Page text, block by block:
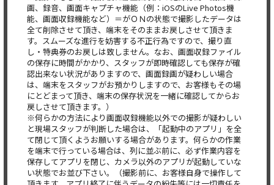
画、録音、画面キャプチャ機能（例：iOSのLive Photos機
能、画面収録機能など）＝がＯＮの状態で撮影したデータは
全て削除させて頂き、端末をそのままお戻しさせて頂きま
す。スムーズな進行を妨害する不正行為ですので、撮り直
し・特典券のお戻しは致しません。なお、画面収録ファイル
の保存に時間がかかり、スタッフが即時確認しても保存が確
認出来ない状況がありますので、画面録画が疑わしい場合
は、端末をスタッフがお預かりしますので、お客様もその場
にとどまって頂き、端末の保存状況を一緒に確認してからお
戻しさせて頂きます。）
※何らかの方法により画面収録機能以外での撮影が疑わしい
と現場スタッフが判断した場合は、「起動中のアプリ」を全
て閉じて頂くようお願いする場合があります。何らかの作業
を端末で行っている場合は、列に並ぶ前に、必ず作業内容を
保存してアプリを閉じ、カメラ以外のアプリが起動していな
い状態でお並び下さい。（撮影前に、お客様自身で操作して